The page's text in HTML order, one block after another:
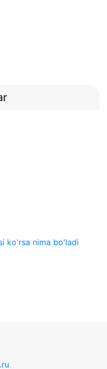
ko'rsa nima bo'ladi